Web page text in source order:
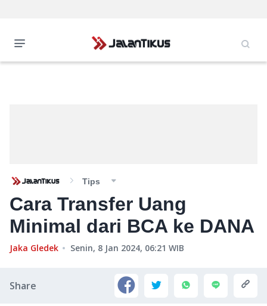
Tips
Cara Transfer Uang
Minimal dari BCA ke DANA
Jaka Gledek Senin, 8 Jan 2024, 06:21 WIB
Share